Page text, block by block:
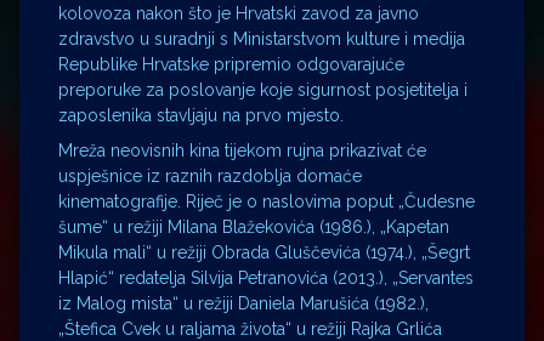
kolovoza nakon što je Hrvatski zavod za javno
zdravstvo u suradnji s Ministarstvom kulture i medija
Republike Hrvatske pripremio odgovarajuće
preporuke za poslovanje koje sigurnost posjetitelja i
zaposlenika stavljaju na prvo mjesto.
Mreža neovisnih kina tijekom rujna prikazivat će
uspješnice iz raznih razdoblja domaće
kinematografije. Riječ je o naslovima poput „Čudesne
šume“ u režiji Milana Blažekovića (1986.), „Kapetan
Mikula mali“ u režiji Obrada Gluščevića (1974.), „Šegrt
Hlapić“ redatelja Silvija Petranovića (2013.), „Servantes
iz Malog mista“ u režiji Daniela Marušića (1982.),
„Štefica Cvek u raljama života“ u režiji Rajka Grlića